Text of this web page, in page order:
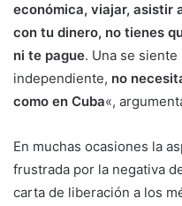
económica, viajar, asistir
con tu dinero, no tienes
ni te pague. Una se
independiente, no
como en Cuba«,
En muchas ocasiones la
frustrada por la negativa
carta de liberación a los